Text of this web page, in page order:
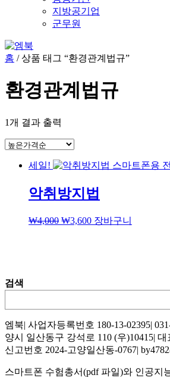
지방공기업
군무원
홈 / 상품 태그 “환경관계법규”
환경관계법규
1개 결과 출력
세일!
악취방지법
₩4,000 ₩3,600 장바구니
검색
엠북| 사업자등록번호 180-13-02395|
양시 일산동구 강석로 110 (우)10415|
신고번호 2024-고양일산동-0767|
스마트폰 수험총서(pdf 파일)와 인공지